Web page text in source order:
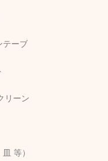
テーブ
リーン
等）